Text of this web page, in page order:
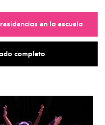
en la escuela
completopara